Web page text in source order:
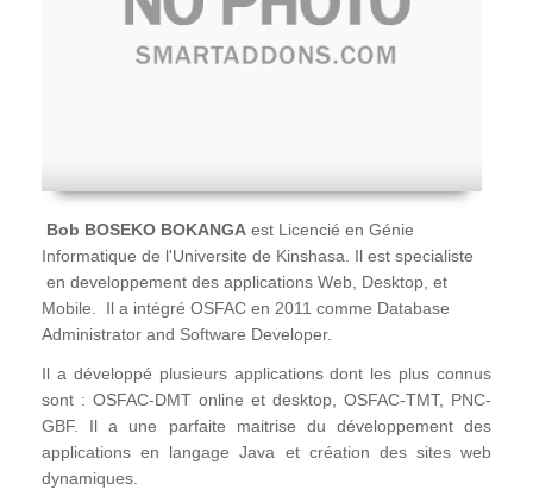
Bob BOSEKO BOKANGA est Licencié en Génie
Informatique de l'Universite de Kinshasa. Il est specialiste
en developpement des applications Web, Desktop, et
Mobile. Il a intégré OSFAC en 2011 comme Database
Administrator and Software Developer.
Il a développé plusieurs applications dont les plus connus
sont : OSFAC-DMT online et desktop, OSFAC-TMT, PNC-
GBF. Il a une parfaite maitrise du développement des
applications en langage Java et création des sites web
dynamiques.